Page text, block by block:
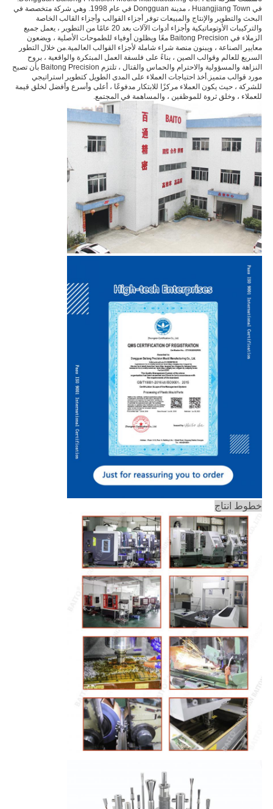
في Huangjiang Town ، مدينة Dongguan في عام 1998. وهي شركة متخصصة في
البحث والتطوير والإنتاج والمبيعات توفر أجزاء القوالب وأجزاء القالب الخاصة
والتركيبات الأوتوماتيكية وأجزاء أدوات الآلات بعد 20 عامًا من التطوير ، يعمل جميع
الزملاء في Baitong Precision معًا ويظلون أوفياء للطموحات الأصلية ، ويضعون
معايير الصناعة ، ويبنون منصة شراء شاملة لأجزاء القوالب العالمية.من خلال التطور
السريع للعالم وقوالب الصين ، بناءً على فلسفة العمل المبتكرة والواقعية ، بروح
النزاهة والمسؤولية والاحترام والحماس والقتال ، تلتزم Baitong Precision بأن تصبح
مورد قوالب متميز.أخذ احتياجات العملاء على المدى الطويل كتطوير استراتيجي
للشركة ، حيث يكون العملاء مركزًا للابتكار مدفوعًا ، أعلى وأسرع وأفضل لخلق قيمة
للعملاء ، وخلق ثروة للموظفين ، والمساهمة في المجتمع.
خطوط انتاج